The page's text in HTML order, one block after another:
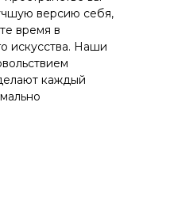
версию себя,
время в
искусства. Наши
каждый